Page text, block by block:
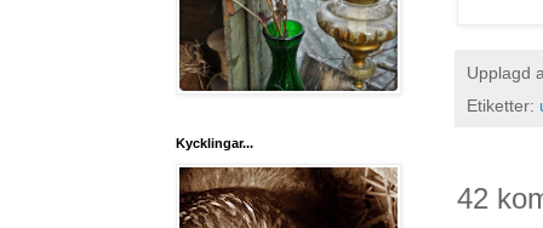
Upplagd
Etiketter:
42
Kycklingar...